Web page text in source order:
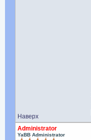
Наверх
Administrator
YaBB Administrator